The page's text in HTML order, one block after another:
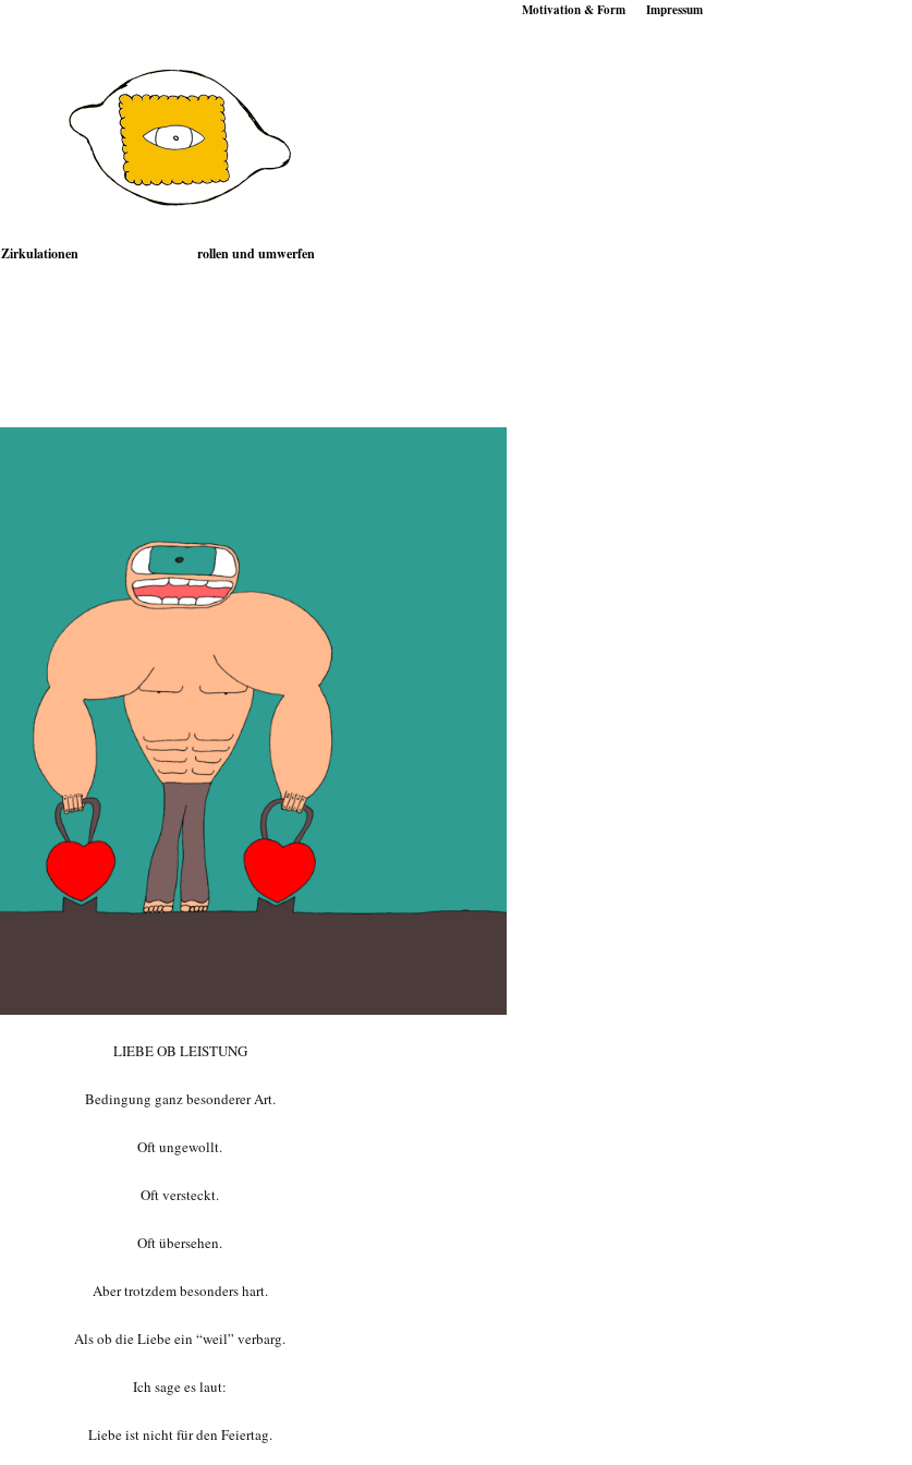
Motivation & Form Impressum
Zirkulationen rollen und umwerfen
LIEBE OB LEISTUNG
Bedingung ganz besonderer Art.
Oft ungewollt.
Oft versteckt.
Oft übersehen.
Aber trotzdem besonders hart.
Als ob die Liebe ein “weil” verbarg.
Ich sage es laut:
Liebe ist nicht für den Feiertag.